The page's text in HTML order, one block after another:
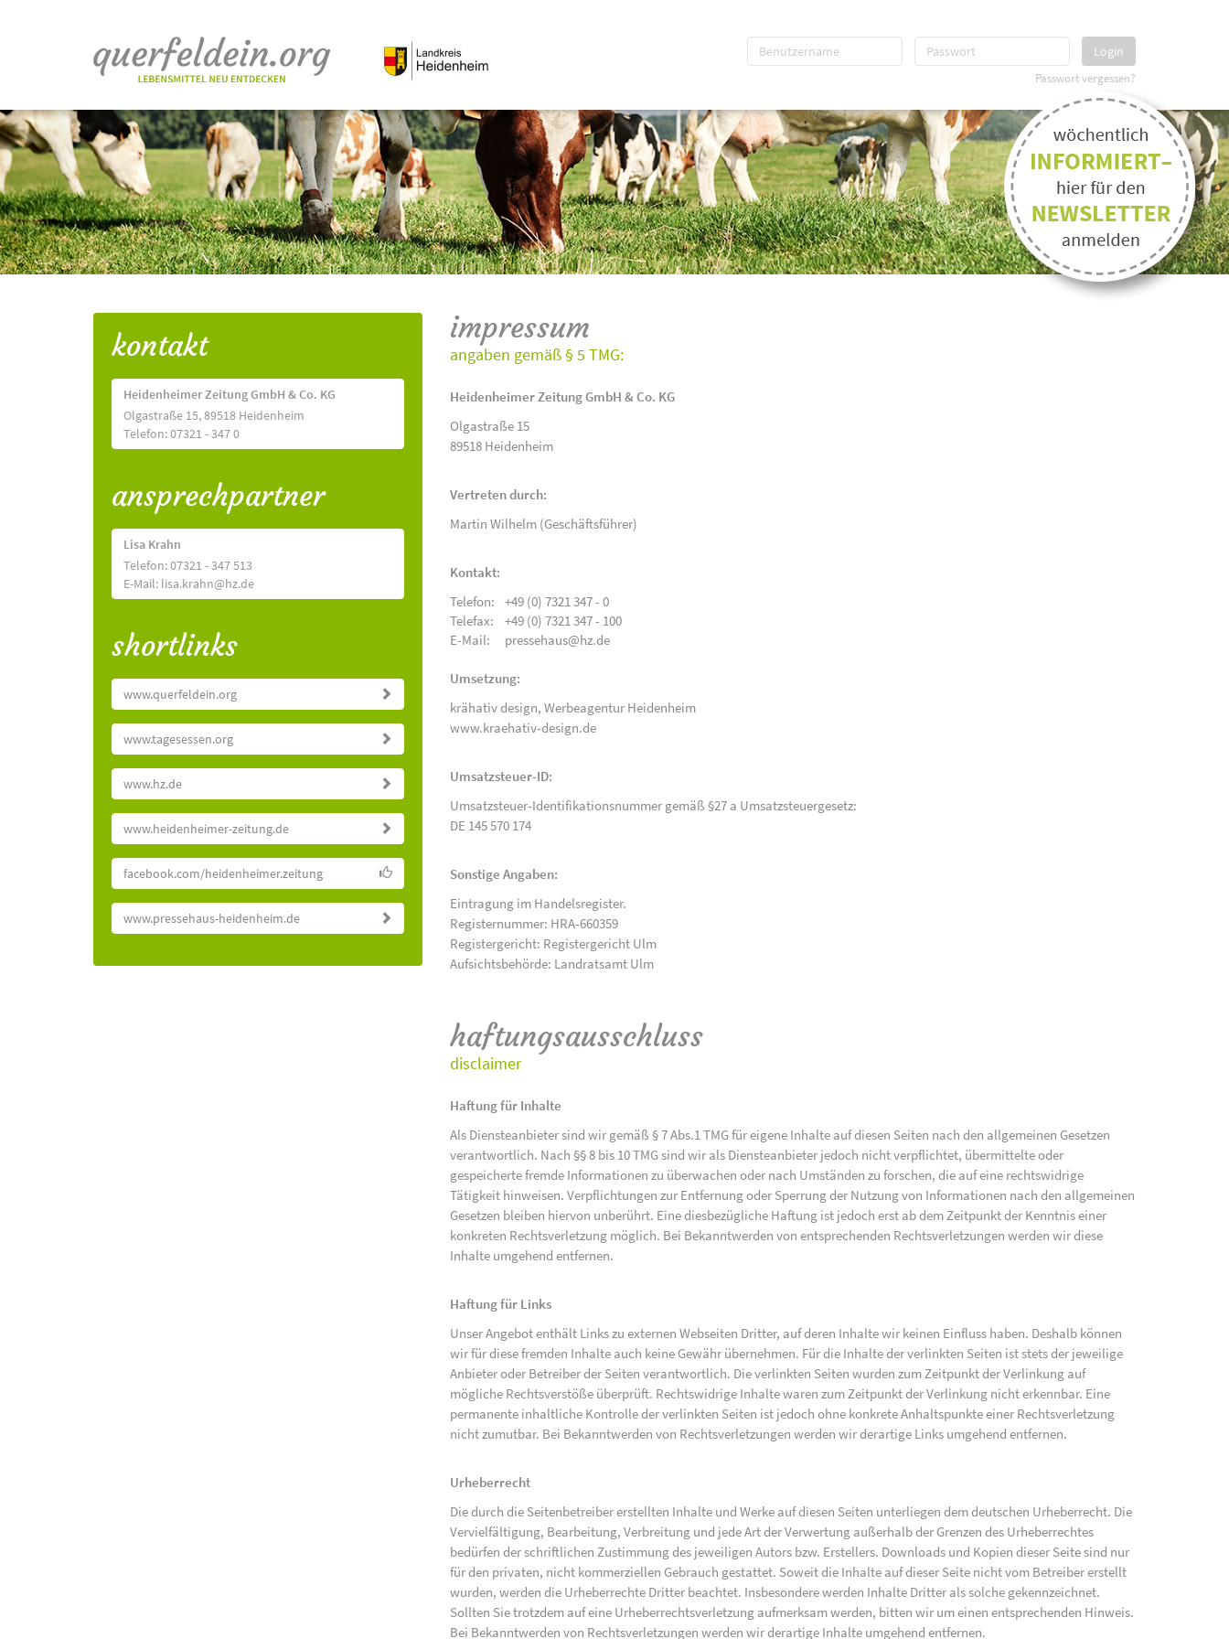
Login
Passwort vergessen?
kontakt
Heidenheimer Zeitung GmbH & Co. KG
Olgastraße 15, 89518 Heidenheim
Telefon: 07321 - 347 0
ansprechpartner
Lisa Krahn
Telefon: 07321 - 347 513
E-Mail: lisa.krahn@hz.de
shortlinks
www.querfeldein.org
www.tagesessen.org
www.hz.de
www.heidenheimer-zeitung.de
facebook.com/heidenheimer.zeitung
www.pressehaus-heidenheim.de
impressum
angaben gemäß § 5 TMG:
Heidenheimer Zeitung GmbH & Co. KG
Olgastraße 15
89518 Heidenheim
Vertreten durch:
Martin Wilhelm (Geschäftsführer)
Kontakt:
Telefon:
+49 (0) 7321 347 - 0
Telefax:
+49 (0) 7321 347 - 100
E-Mail:
pressehaus@hz.de
Umsetzung:
krähativ design, Werbeagentur Heidenheim
www.kraehativ-design.de
Umsatzsteuer-ID:
Umsatzsteuer-Identifikationsnummer gemäß §27 a Umsatzsteuergesetz:
DE 145 570 174
Sonstige Angaben:
Eintragung im Handelsregister.
Registernummer: HRA-660359
Registergericht: Registergericht Ulm
Aufsichtsbehörde: Landratsamt Ulm
haftungsausschluss
disclaimer
Haftung für Inhalte
Als Diensteanbieter sind wir gemäß § 7 Abs.1 TMG für eigene Inhalte auf diesen Seiten nach den allgemeinen Gesetzen
verantwortlich. Nach §§ 8 bis 10 TMG sind wir als Diensteanbieter jedoch nicht verpflichtet, übermittelte oder
gespeicherte fremde Informationen zu überwachen oder nach Umständen zu forschen, die auf eine rechtswidrige
Tätigkeit hinweisen. Verpflichtungen zur Entfernung oder Sperrung der Nutzung von Informationen nach den allgemeinen
Gesetzen bleiben hiervon unberührt. Eine diesbezügliche Haftung ist jedoch erst ab dem Zeitpunkt der Kenntnis einer
konkreten Rechtsverletzung möglich. Bei Bekanntwerden von entsprechenden Rechtsverletzungen werden wir diese
Inhalte umgehend entfernen.
Haftung für Links
Unser Angebot enthält Links zu externen Webseiten Dritter, auf deren Inhalte wir keinen Einfluss haben. Deshalb können
wir für diese fremden Inhalte auch keine Gewähr übernehmen. Für die Inhalte der verlinkten Seiten ist stets der jeweilige
Anbieter oder Betreiber der Seiten verantwortlich. Die verlinkten Seiten wurden zum Zeitpunkt der Verlinkung auf
mögliche Rechtsverstöße überprüft. Rechtswidrige Inhalte waren zum Zeitpunkt der Verlinkung nicht erkennbar. Eine
permanente inhaltliche Kontrolle der verlinkten Seiten ist jedoch ohne konkrete Anhaltspunkte einer Rechtsverletzung
nicht zumutbar. Bei Bekanntwerden von Rechtsverletzungen werden wir derartige Links umgehend entfernen.
Urheberrecht
Die durch die Seitenbetreiber erstellten Inhalte und Werke auf diesen Seiten unterliegen dem deutschen Urheberrecht. Die
Vervielfältigung, Bearbeitung, Verbreitung und jede Art der Verwertung außerhalb der Grenzen des Urheberrechtes
bedürfen der schriftlichen Zustimmung des jeweiligen Autors bzw. Erstellers. Downloads und Kopien dieser Seite sind nur
für den privaten, nicht kommerziellen Gebrauch gestattet. Soweit die Inhalte auf dieser Seite nicht vom Betreiber erstellt
wurden, werden die Urheberrechte Dritter beachtet. Insbesondere werden Inhalte Dritter als solche gekennzeichnet.
Sollten Sie trotzdem auf eine Urheberrechtsverletzung aufmerksam werden, bitten wir um einen entsprechenden Hinweis.
Bei Bekanntwerden von Rechtsverletzungen werden wir derartige Inhalte umgehend entfernen.